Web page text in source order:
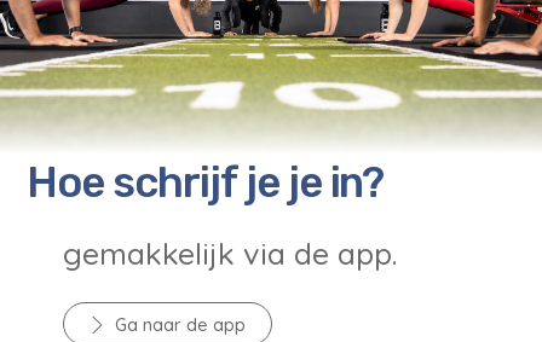
Hoe schrijf je je in?
gemakkelijk via de app.
Ga naar de app